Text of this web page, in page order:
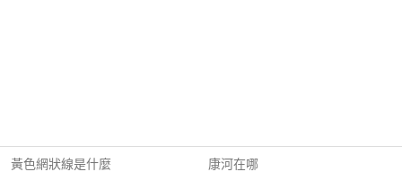
黃色網狀線是什麼
康河在哪